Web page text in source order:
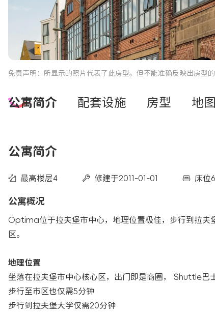
免责声明：所显示的照片代表了此房型。但不能准确反映出房型
公寓简介 配套设施 房型 地图
公寓简介
最高楼层4 修建于2011-01-01 床位
公寓概况
Optima位于拉夫堡市中心，地理位置极佳，步行到拉夫
区。
地理位置
坐落在拉夫堡市中心核心区，出门即是商圈， Shuttle巴
步行至市区也仅需5分钟
步行到拉夫堡大学仅需20分钟